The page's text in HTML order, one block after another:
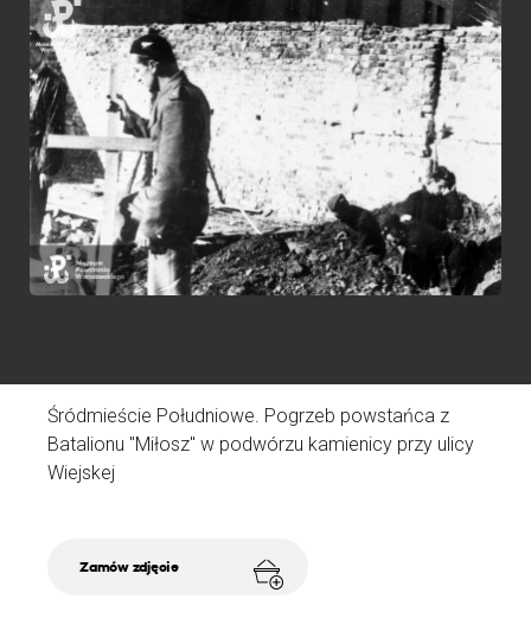
Śródmieście Południowe. Pogrzeb powstańca z
Batalionu "Miłosz" w podwórzu kamienicy przy ulicy
Wiejskej
Zamów zdjęcie